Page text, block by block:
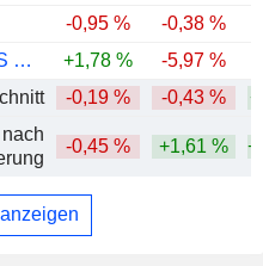
-0,95 % -0,38 %
IIDA GROUP HOLDINGS CO., LTD.
+1,78 % -5,97 %
-0,19 % -0,43 %
-0,45 % +1,61 %